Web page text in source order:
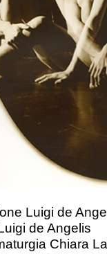
Luigi de
de Angelis
Chiara